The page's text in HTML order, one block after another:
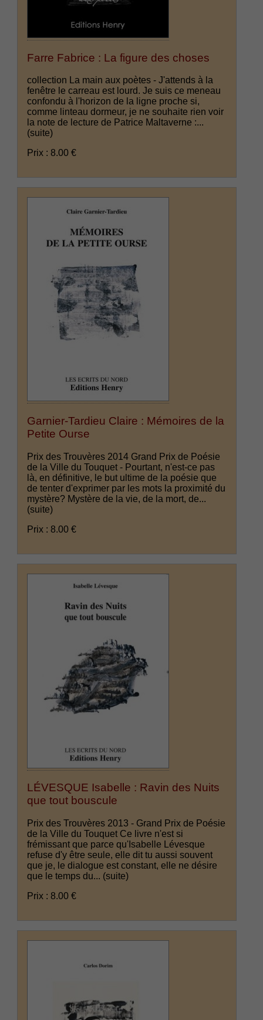
Farre Fabrice : La figure des choses
collection La main aux poètes - J'attends à la
fenêtre le carreau est lourd. Je suis ce meneau
confondu à l'horizon de la ligne proche si,
comme linteau dormeur, je ne souhaite rien voir
la note de lecture de Patrice Maltaverne :...
(suite)
Prix : 8.00 €
Garnier-Tardieu Claire : Mémoires de la
Petite Ourse
Prix des Trouvères 2014 Grand Prix de Poésie
de la Ville du Touquet - Pourtant, n'est-ce pas
là, en définitive, le but ultime de la poésie que
de tenter d'exprimer par les mots la proximité du
mystère? Mystère de la vie, de la mort, de...
(suite)
Prix : 8.00 €
LÉVESQUE Isabelle : Ravin des Nuits
que tout bouscule
Prix des Trouvères 2013 - Grand Prix de Poésie
de la Ville du Touquet Ce livre n'est si
frémissant que parce qu'Isabelle Lévesque
refuse d'y être seule, elle dit tu aussi souvent
que je, le dialogue est constant, elle ne désire
que le temps du... (suite)
Prix : 8.00 €